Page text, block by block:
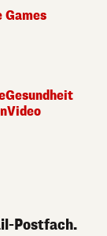
Games
Gesundheit
Video
Postfach.